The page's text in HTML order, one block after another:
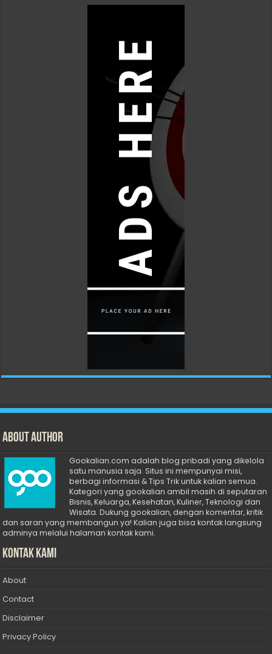
About Author
Gookalian.com adalah blog pribadi yang dikelola
satu manusia saja. Situs ini mempunyai misi,
berbagi informasi & Tips Trik untuk kalian semua.
Kategori yang gookalian ambil masih di seputaran
Bisnis, Keluarga, Kesehatan, Kuliner, Teknologi dan
Wisata. Dukung gookalian, dengan komentar, kritik
dan saran yang membangun ya! Kalian juga bisa kontak langsung
adminya melalui halaman kontak kami.
Kontak Kami
About
Contact
Disclaimer
Privacy Policy